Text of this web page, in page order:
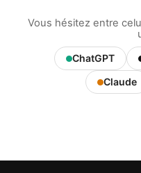
Vous hésitez entre
ChatGPT
Claude